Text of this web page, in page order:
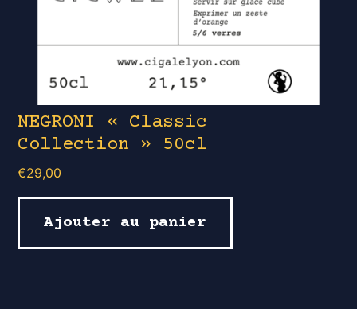
NEGRONI « Classic
Collection » 50cl
€29,00
Ajouter au panier